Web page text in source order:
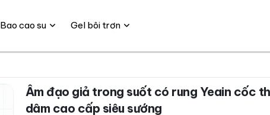
Âm đạo giả trong suốt có rung Yeain cốc thủ
dâm cao cấp siêu sướng
Bao cao su Gel bôi trơn